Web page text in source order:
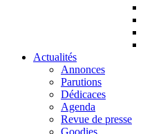
Actualités
Annonces
Parutions
Dédicaces
Agenda
Revue de presse
Goodies